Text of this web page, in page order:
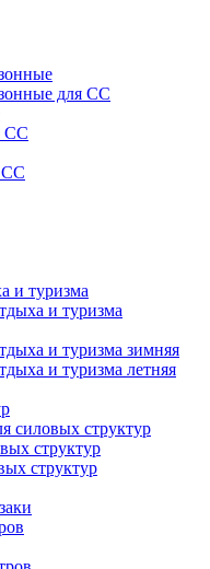
для СС
СС
СС
и туризма
и туризма
и туризма зимняя
и туризма летняя
силовых структур
структур
структур